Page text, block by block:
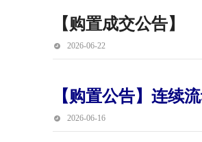
【购置成交公告】
2026-06-22
【购置公告】连续
2026-06-16